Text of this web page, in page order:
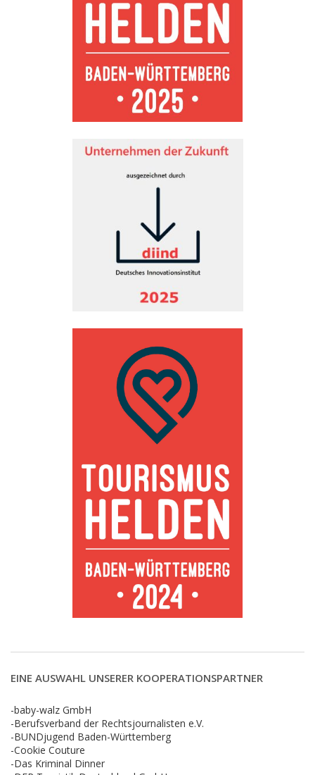
EINE AUSWAHL UNSERER KOOPERATIONSPARTNER
-baby-walz GmbH
-Berufsverband der Rechtsjournalisten e.V.
-BUNDjugend Baden-Württemberg
-Cookie Couture
-Das Kriminal Dinner